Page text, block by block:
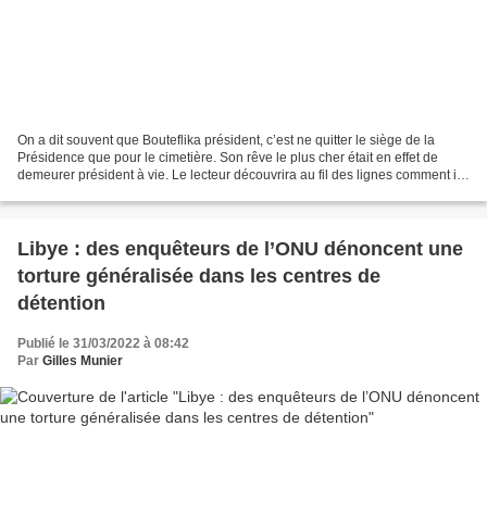
On a dit souvent que Bouteflika président, c’est ne quitter le siège de la
Présidence que pour le cimetière. Son rêve le plus cher était en effet de
demeurer président à vie. Le lecteur découvrira au fil des lignes comment il
Libye : des enquêteurs de l’ONU dénoncent une
torture généralisée dans les centres de
détention
Publié le 31/03/2022 à 08:42
Par Gilles Munier